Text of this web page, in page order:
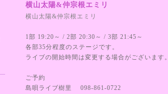
横山太陽&仲宗根エミリ
横山太陽&仲宗根エミリ
1部 19:20～ / 2部 20:30～ / 3部 21:45～
各部35分程度のステージです。
ライブの開始時間は変更する場合がございます。
ご予約
島唄ライブ樹里 098-861-0722